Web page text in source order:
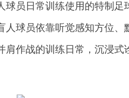
员日常训练使用的特制足
球员依靠听觉感知方位、
作战的训练日常，沉浸式